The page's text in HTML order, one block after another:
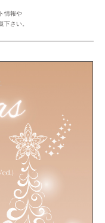
情報や
下さい。